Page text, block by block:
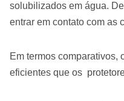
solubilizados em água.
entrar em contato com as
Em termos comparativos,
eficientes que os